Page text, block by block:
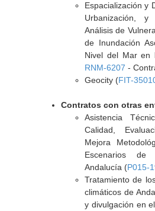
Espacialización y
Urbanización,
Análisis de
de Inundación
Nivel del Mar en
RNM-6207 -
Geocity (FIT-
Contratos con otras
Asistencia
Calidad,
Mejora
Escenarios de
Andalucía (P015-
Tratamiento de
climáticos de
y divulgación en